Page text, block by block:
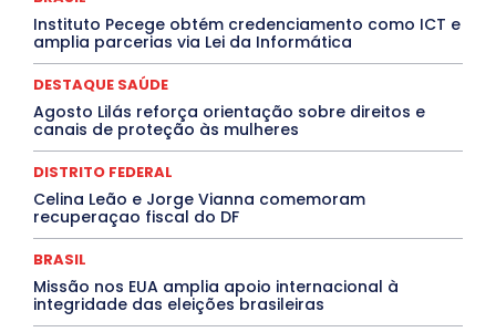
Crônica Política
Cultura e Tal
DANÇA Dengue
Denuncia
DESTAQUE BRASIL
DESTAQUE DF
DESTAQUE SAÚDE
DESTAQUES OUTROS
ELEIÇÕES
EMPREGO E OPORTUNIDADES
ENTORNO
Especial
Espírito Santo
EVENTOS
EXPOSIÇÃO Featured
Febre Amarela
INTELIGÊNCIA ARTIFICIAL
INTERNACIONAL
Jogos Online
JUDICIÁRIO
MEIO AMBIENTE
Paraíba
Paraná Pernambuco Piauí
PROCESSO SELETIVO
Instituto Pecege obtém credenciamento como ICT e
amplia parcerias via Lei da Informática
DESTAQUE SAÚDE
Agosto Lilás reforça orientação sobre direitos e
canais de proteção às mulheres
DISTRITO FEDERAL
Celina Leão e Jorge Vianna comemoram
recuperaçao fiscal do DF
BRASIL
Missão nos EUA amplia apoio internacional à
integridade das eleições brasileiras